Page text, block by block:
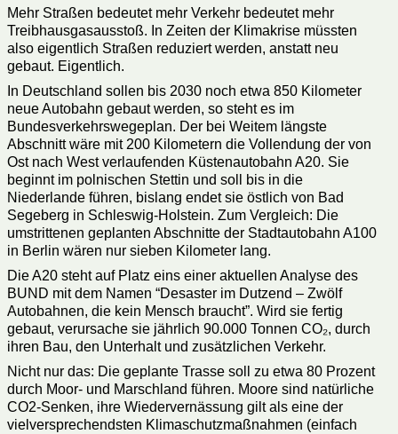
Mehr Straßen bedeutet mehr Verkehr bedeutet mehr
Treibhausgasausstoß. In Zeiten der Klimakrise müssten
also eigentlich Straßen reduziert werden, anstatt neu
gebaut. Eigentlich.
In Deutschland sollen bis 2030 noch etwa 850 Kilometer
neue Autobahn gebaut werden, so steht es im
Bundesverkehrswegeplan. Der bei Weitem längste
Abschnitt wäre mit 200 Kilometern die Vollendung der von
Ost nach West verlaufenden Küstenautobahn A20. Sie
beginnt im polnischen Stettin und soll bis in die
Niederlande führen, bislang endet sie östlich von Bad
Segeberg in Schleswig-Holstein. Zum Vergleich: Die
umstrittenen geplanten Abschnitte der Stadtautobahn A100
in Berlin wären nur sieben Kilometer lang.
Die A20 steht auf Platz eins einer aktuellen Analyse des
BUND mit dem Namen “Desaster im Dutzend – Zwölf
Autobahnen, die kein Mensch braucht”. Wird sie fertig
gebaut, verursache sie jährlich 90.000 Tonnen CO₂, durch
ihren Bau, den Unterhalt und zusätzlichen Verkehr.
Nicht nur das: Die geplante Trasse soll zu etwa 80 Prozent
durch Moor- und Marschland führen. Moore sind natürliche
CO2-Senken, ihre Wiedervernässung gilt als eine der
vielversprechendsten Klimaschutzmaßnahmen (einfach